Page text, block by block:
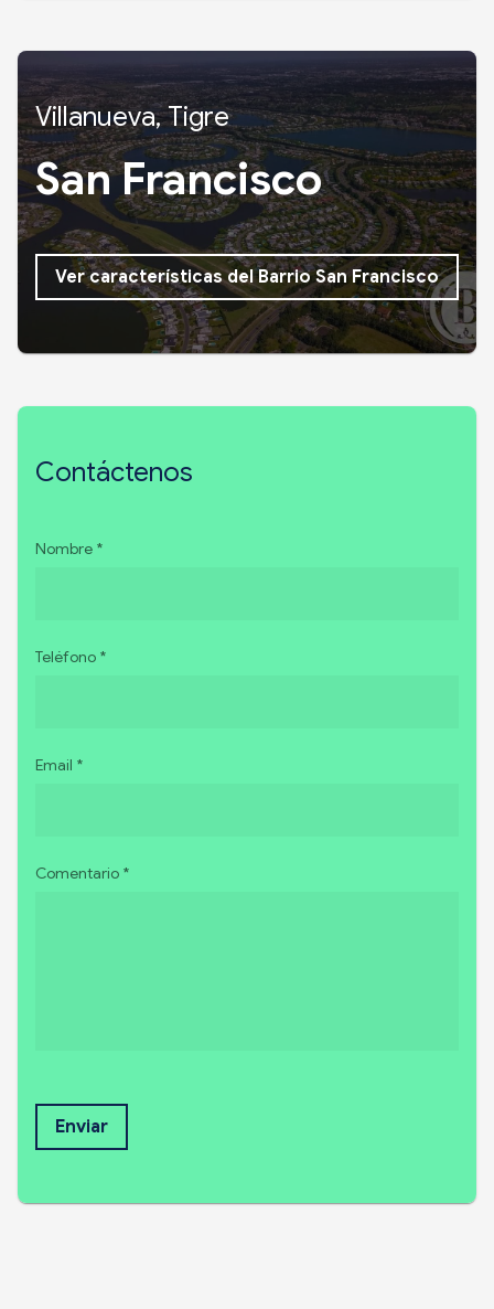
Villanueva, Tigre
San Francisco
Ver características del Barrio San Francisco
Contáctenos
Nombre *
Teléfono *
Email *
Comentario *
Enviar